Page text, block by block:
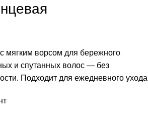
мягким ворсом для бережного
и спутанных волос — без
Подходит для ежедневного ухода